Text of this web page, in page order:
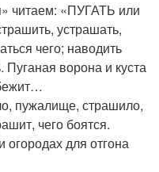
читаем: «ПУГАТЬ или
устрашать,
чего; наводить
Пуганая ворона и куста
пужалище, страшило,
чего боятся.
для отгона